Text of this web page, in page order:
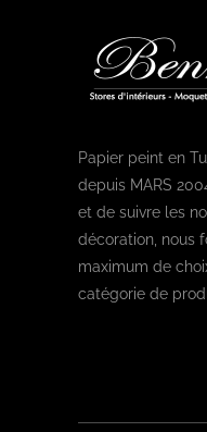
Papier peint en
depuis MARS
et de suivre les
décoration, nous
maximum de
catégorie de